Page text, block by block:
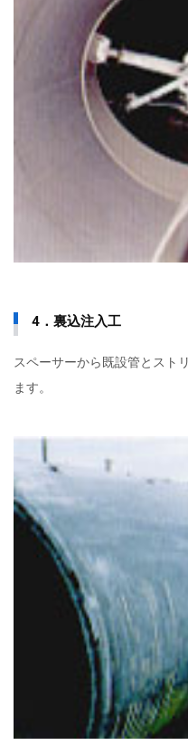
4．裏込注入工
スペーサーから既設管とスト
ます。